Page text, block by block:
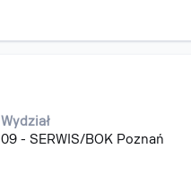
Wydział
09 - SERWIS/BOK Poznań